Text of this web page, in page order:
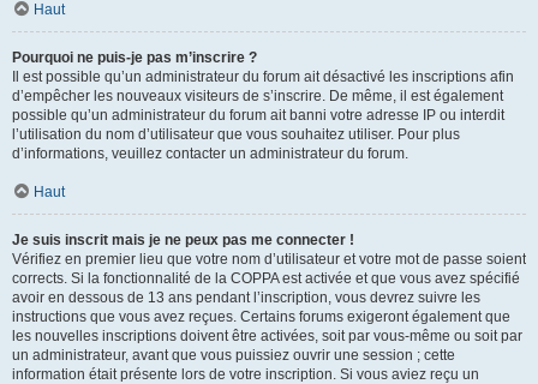
Haut
Pourquoi ne puis-je pas m’inscrire ?
Il est possible qu’un administrateur du forum ait désactivé les inscriptions afin
d’empêcher les nouveaux visiteurs de s’inscrire. De même, il est également
possible qu’un administrateur du forum ait banni votre adresse IP ou interdit
l’utilisation du nom d’utilisateur que vous souhaitez utiliser. Pour plus
d’informations, veuillez contacter un administrateur du forum.
Haut
Je suis inscrit mais je ne peux pas me connecter !
Vérifiez en premier lieu que votre nom d’utilisateur et votre mot de passe soient
corrects. Si la fonctionnalité de la COPPA est activée et que vous avez spécifié
avoir en dessous de 13 ans pendant l’inscription, vous devrez suivre les
instructions que vous avez reçues. Certains forums exigeront également que
les nouvelles inscriptions doivent être activées, soit par vous-même ou soit par
un administrateur, avant que vous puissiez ouvrir une session ; cette
information était présente lors de votre inscription. Si vous aviez reçu un